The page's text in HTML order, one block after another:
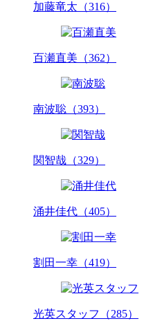
加藤竜太（316）
百瀬直美（362）
南波聡（393）
関智哉（329）
涌井佳代（405）
割田一幸（419）
光英スタッフ（285）